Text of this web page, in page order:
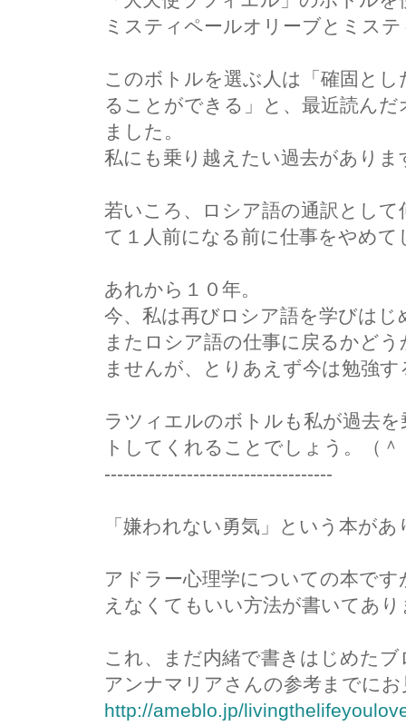
ミスティペールオリーブとミス
このボトルを選ぶ人は「確固と
ることができる」と、最近読ん
ました。
私にも乗り越えたい過去がありま
若いころ、ロシア語の通訳とし
て１人前になる前に仕事をやめ
あれから１０年。
今、私は再びロシア語を学びはじ
またロシア語の仕事に戻るかど
ませんが、とりあえず今は勉強
ラツィエルのボトルも私が過去
トしてくれることでしょう。（＾
------------------------------------
「嫌われない勇気」という本があ
アドラー心理学についての本で
えなくてもいい方法が書いてあ
これ、まだ内緒で書きはじめた
アンナマリアさんの参考までに
http://ameblo.jp/